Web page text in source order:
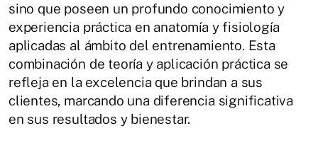
sino que poseen un profundo conocimiento y
experiencia práctica en anatomía y fisiología
aplicadas al ámbito del entrenamiento. Esta
combinación de teoría y aplicación práctica se
refleja en la excelencia que brindan a sus
clientes, marcando una diferencia significativa
en sus resultados y bienestar.